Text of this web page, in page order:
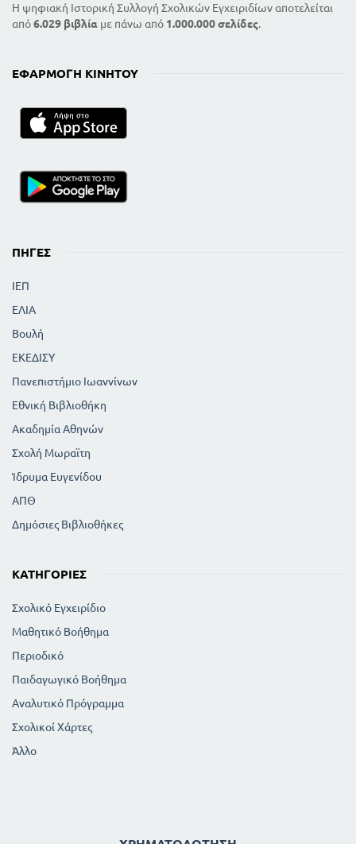
Η ψηφιακή Ιστορική Συλλογή Σχολικών Εγχειριδίων αποτελείται
από6.029 βιβλία με πάνω από 1.000.000 σελίδες.
ΕΦΑΡΜΟΓΉ ΚΙΝΗΤΟΎ
ΠΗΓΈΣ
ΙΕΠ
ΕΛΙΑ
Βουλή
ΕΚΕΔΙΣΥ
Πανεπιστήμιο Ιωαννίνων
Εθνική Βιβλιοθήκη
Ακαδημία Αθηνών
Σχολή Μωραϊτη
Ίδρυμα Ευγενίδου
ΑΠΘ
Δημόσιες Βιβλιοθήκες
ΚΑΤΗΓΟΡΊΕΣ
Σχολικό Εγχειρίδιο
Μαθητικό Βοήθημα
Περιοδικό
Παιδαγωγικό Βοήθημα
Αναλυτικό Πρόγραμμα
Σχολικοί Χάρτες
Άλλο